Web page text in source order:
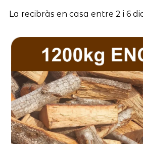
La recibràs en casa entre 2 i 6